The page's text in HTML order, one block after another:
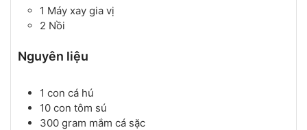
1 Máy xay gia vị
2 Nồi
Nguyên liệu
1 con cá hú
10 con tôm sú
300 gram mắm cá sặc